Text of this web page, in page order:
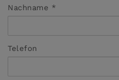
Nachname
Telefon